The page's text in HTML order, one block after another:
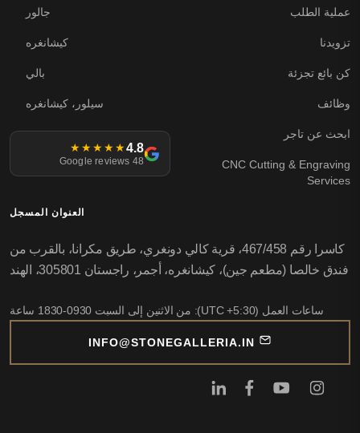
عملية الطلب
تزويدنا
كن بائع تجزئة
وظائف
ابحث عن تاجر
CNC Cutting & Engraving
Services
جالور
كيشانغره
بالي
سيلور، كيشانغره
4.8
★★★★★
48 Google reviews
العنوان المسجل
كاسرا رقم 467/458، قرية كالي دونغري، طريق مكرانا، بالقرب من
فندق خالصا (مطعم جين)، كيشانغره، أجمر، راجستان 305801، الهند
ساعات العمل (UTC +5:30): من الاثنين إلى السبت 0930-1830 ساعة
INFO@STONEGALLERIA.IN